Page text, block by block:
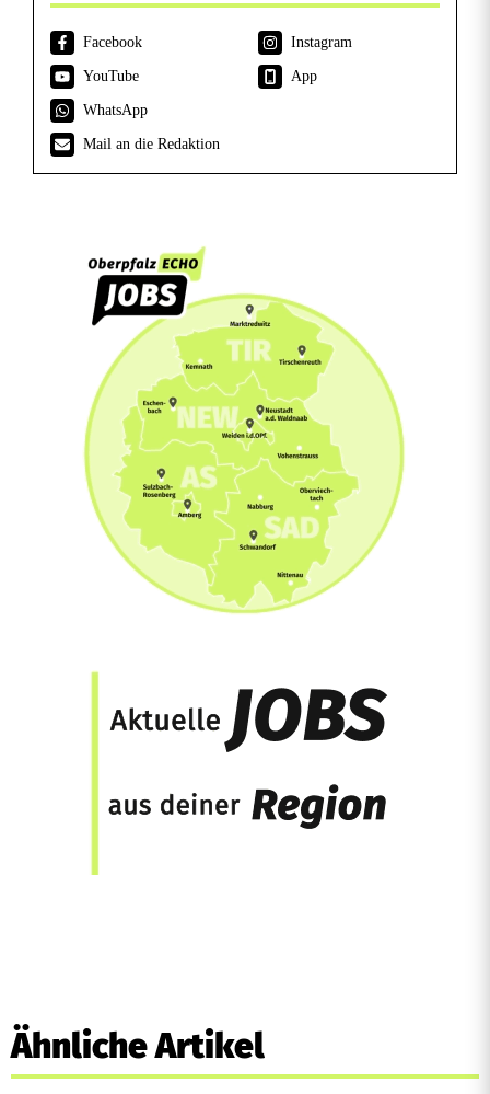
Facebook
Instagram
YouTube
App
WhatsApp
Mail an die Redaktion
Ähnliche Artikel